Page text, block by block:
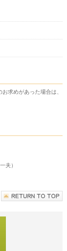
求めがあった場合は、
夫）